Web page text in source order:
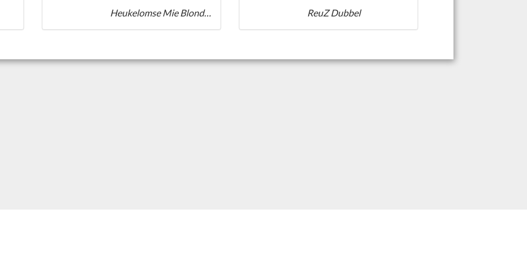
Heukelomse Mie Blond Specaalbier
ReuZ Dubbel